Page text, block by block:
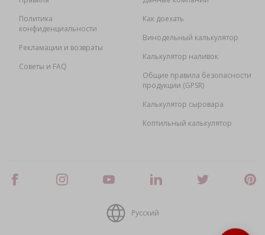
Политика
конфиденциальности
Рекламации и возвраты
Советы и FAQ
Как доехать
Винодельный калькулятор
Калькулятор наливок
Общие правила безопасности
продукции (GPSR)
Калькулятор сыровара
Коптильный калькулятор
Русский